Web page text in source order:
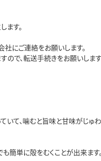
す。
にご連絡をお願いします。
で、転送手続きをお願いします
て、噛むと旨味と甘味がじゅわ
簡単に殻をむくことが出来ます。